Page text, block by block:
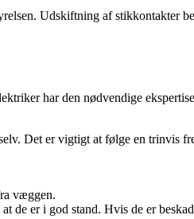
Udskiftning af stikkontakter
har den nødvendige
Det er vigtigt at følge en trinvis
væggen.
er i god stand. Hvis de er